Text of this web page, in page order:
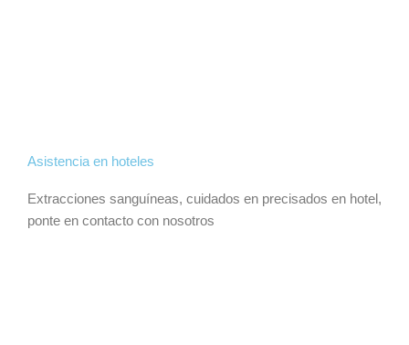
Asistencia en hoteles
Extracciones sanguíneas, cuidados en precisados en hotel,
ponte en contacto con nosotros